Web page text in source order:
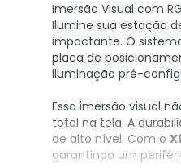
Imersão Visual com
Ilumine sua estação
impactante. O
placa de
iluminação pré-
Essa imersão visual
total na tela. A
de alto nível. Com o
garantindo um